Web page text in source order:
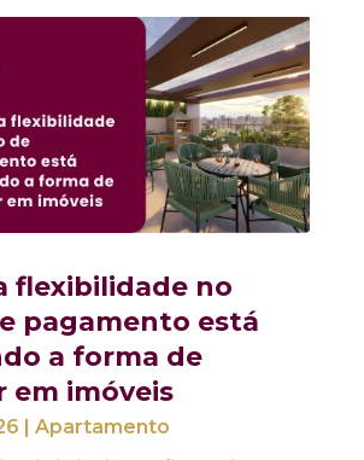
flexibilidade no
pagamento está
a forma de
em imóveis
| Apartamento